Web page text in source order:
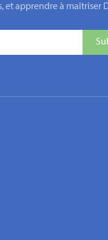
et apprendre à maîtriser